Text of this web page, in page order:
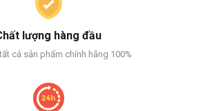
lượng hàng đầu
cả sản phẩm chính hãng 100%